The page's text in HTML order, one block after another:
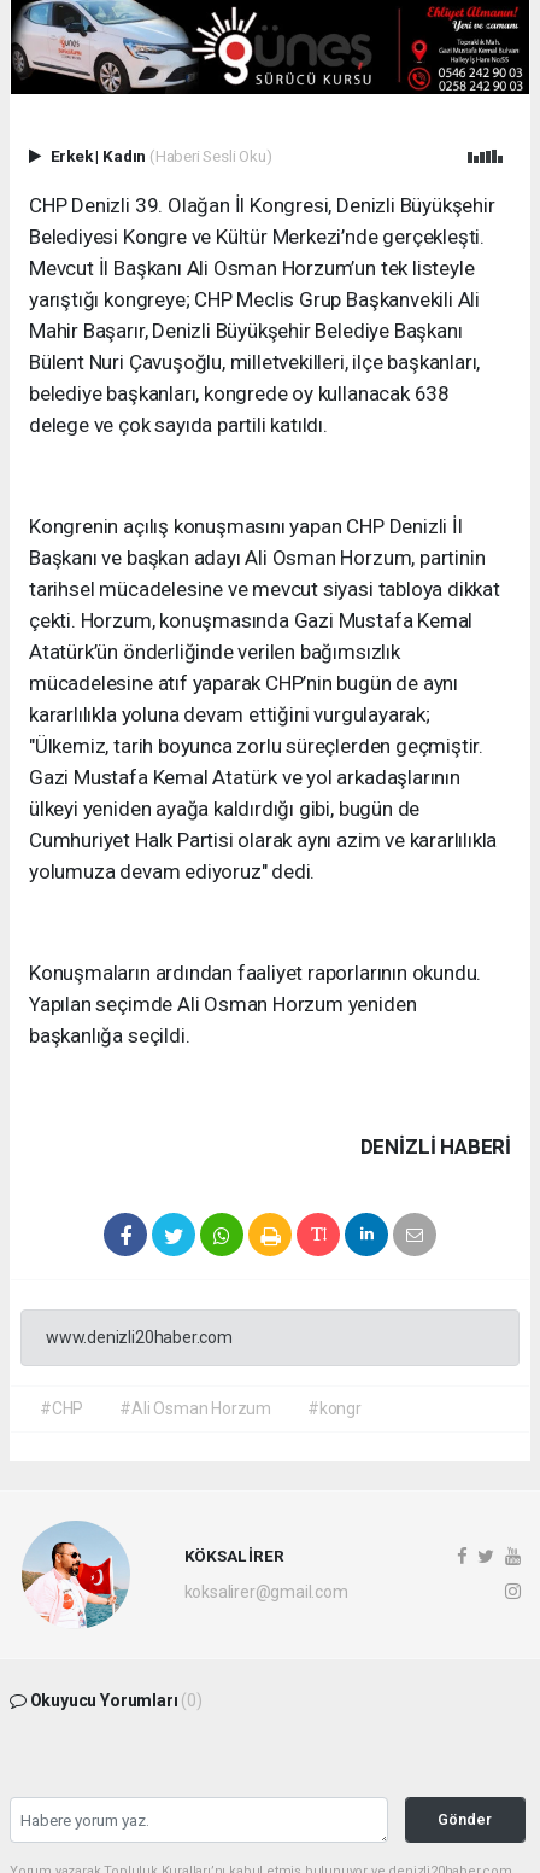
Erkek| Kadın (Haberi Sesli Oku)
CHP Denizli 39. Olağan İl Kongresi, Denizli Büyükşehir
Belediyesi Kongre ve Kültür Merkezi’nde gerçekleşti.
Mevcut İl Başkanı Ali Osman Horzum’un tek listeyle
yarıştığı kongreye; CHP Meclis Grup Başkanvekili Ali
Mahir Başarır, Denizli Büyükşehir Belediye Başkanı
Bülent Nuri Çavuşoğlu, milletvekilleri, ilçe başkanları,
belediye başkanları, kongrede oy kullanacak 638
delege ve çok sayıda partili katıldı.
Kongrenin açılış konuşmasını yapan CHP Denizli İl
Başkanı ve başkan adayı Ali Osman Horzum, partinin
tarihsel mücadelesine ve mevcut siyasi tabloya dikkat
çekti. Horzum, konuşmasında Gazi Mustafa Kemal
Atatürk’ün önderliğinde verilen bağımsızlık
mücadelesine atıf yaparak CHP’nin bugün de aynı
kararlılıkla yoluna devam ettiğini vurgulayarak;
"Ülkemiz, tarih boyunca zorlu süreçlerden geçmiştir.
Gazi Mustafa Kemal Atatürk ve yol arkadaşlarının
ülkeyi yeniden ayağa kaldırdığı gibi, bugün de
Cumhuriyet Halk Partisi olarak aynı azim ve kararlılıkla
yolumuza devam ediyoruz" dedi.
Konuşmaların ardından faaliyet raporlarının okundu.
Yapılan seçimde Ali Osman Horzum yeniden
başkanlığa seçildi.
DENIZLI HABERİ
www.denizli20haber.com
#CHP #Ali Osman Horzum #kongr
KÖKSAL İRER
koksalirer@gmail.com
Okuyucu Yorumları (0)
Gönder